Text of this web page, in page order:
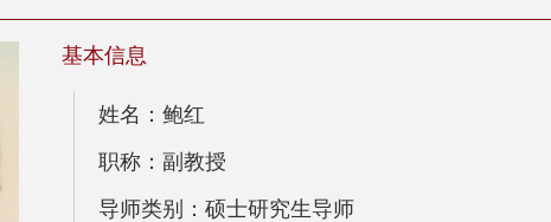
基本信息
姓名：鲍红
职称：副教授
导师类别：硕士研究生导师